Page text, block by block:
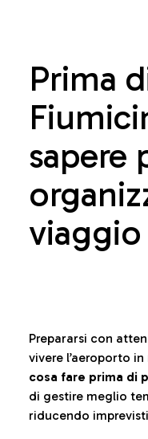
Prima
sapere
viaggio
Prepararsi con
vivere l’aeroporto
cosa fare prima di
di gestire meglio
riducendo